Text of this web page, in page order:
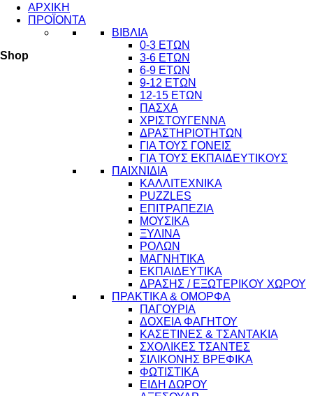
ΑΡΧΙΚΗ
ΠΡΟΪΟΝΤΑ
ΒΙΒΛΙΑ
0-3 ΕΤΩΝ
3-6 ΕΤΩΝ
6-9 ΕΤΩΝ
9-12 ΕΤΩΝ
12-15 ΕΤΩΝ
ΠΑΣΧΑ
ΧΡΙΣΤΟΥΓΕΝΝΑ
ΔΡΑΣΤΗΡΙΟΤΗΤΩΝ
ΓΙΑ ΤΟΥΣ ΓΟΝΕΙΣ
ΓΙΑ ΤΟΥΣ ΕΚΠΑΙΔΕΥΤΙΚΟΥΣ
ΠΑΙΧΝΙΔΙΑ
ΚΑΛΛΙΤΕΧΝΙΚΑ
PUZZLES
ΕΠΙΤΡΑΠΕΖΙΑ
ΜΟΥΣΙΚΑ
ΞΥΛΙΝΑ
ΡΟΛΩΝ
ΜΑΓΝΗΤΙΚΑ
ΕΚΠΑΙΔΕΥΤΙΚΑ
ΔΡΑΣΗΣ / ΕΞΩΤΕΡΙΚΟΥ ΧΩΡΟΥ
ΠΡΑΚΤΙΚΑ & ΟΜΟΡΦΑ
ΠΑΓΟΥΡΙΑ
ΔΟΧΕΙΑ ΦΑΓΗΤΟΥ
ΚΑΣΕΤΙΝΕΣ & ΤΣΑΝΤΑΚΙΑ
ΣΧΟΛΙΚΕΣ ΤΣΑΝΤΕΣ
ΣΙΛΙΚΟΝΗΣ ΒΡΕΦΙΚΑ
ΦΩΤΙΣΤΙΚΑ
ΕΙΔΗ ΔΩΡΟΥ
Shop